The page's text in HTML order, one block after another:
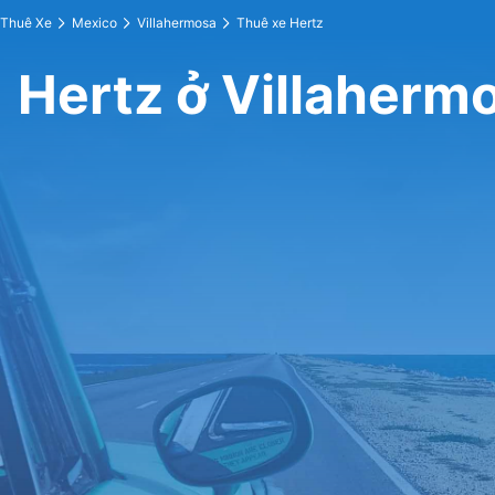
Thuê Xe Mexico Villahermosa Thuê xe Hertz
Hertz ở